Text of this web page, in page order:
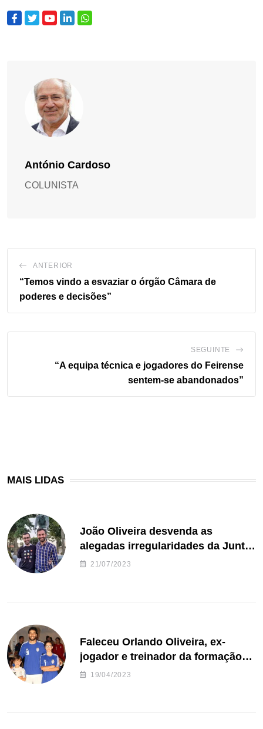
António Cardoso
COLUNISTA
ANTERIOR
“Temos vindo a esvaziar o órgão Câmara de
poderes e decisões”
SEGUINTE
“A equipa técnica e jogadores do Feirense
sentem-se abandonados”
MAIS LIDAS
João Oliveira desvenda as
alegadas irregularidades da Junta
de Freguesia S. João de Ver
21/07/2023
Faleceu Orlando Oliveira, ex-
jogador e treinador da formação
de andebol do Feirense
19/04/2023